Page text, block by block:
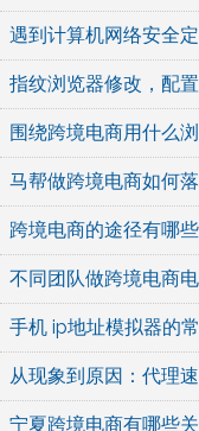
遇到计算机网络安全
指纹浏览器修改，配
围绕跨境电商用什么
马帮做跨境电商如何
跨境电商的途径有哪
不同团队做跨境电商
手机 ip地址模拟器的
从现象到原因：代理
宁夏跨境电商有哪些